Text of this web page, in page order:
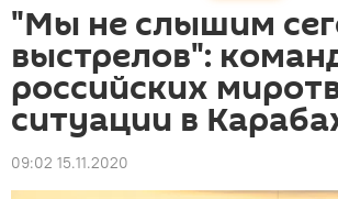
"Мы не слышим
выстрелов":
российских
ситуации в
09:02 15.11.2020